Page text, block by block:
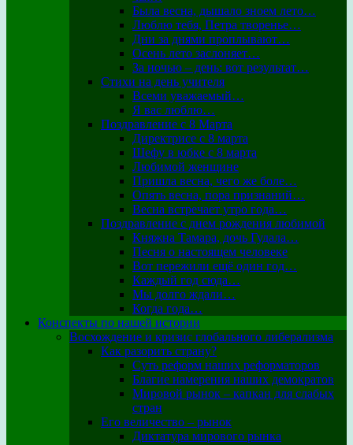
Была весна, дышало зноем лето…
Люблю тебя, Петра творенье…
Дни за днями проплывают…
Осень лето заслоняет…
За ночью – день: вот результат…
Стихи на день учителя
Всеми уважаемый…
Я вас люблю…
Поздравление с 8 Марта
Директрисе с 8 марта
Шефу в юбке с 8 марта
Любимой женщине
Пришла весна, чего же боле…
Опять весна, пора признаний…
Весна встречает утро года…
Поздравление с днем рождения любимой
Княжна Тамара, дочь Гудала…
Песня о настоящем человеке
Вот пережили ещё один год…
Каждый год сюда…
Мы долго ждали…
Когда года…
Конспекты по нашей истории
Восхождение и кризис глобального либерализма
Как разорить страну?
Суть реформ наших реформаторов
Благие намерения наших демократов
Мировой рынок – капкан для слабых
стран
Его величество – рынок
Диктатура мирового рынка